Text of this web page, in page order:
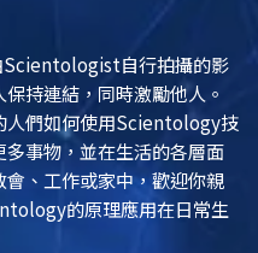
Scientologist自行拍攝的影
持連結，同時激勵他人。
人們如何使用Scientology技
事物，並在生活的各層面
、工作或家中，歡迎你親
的原理應用在日常生